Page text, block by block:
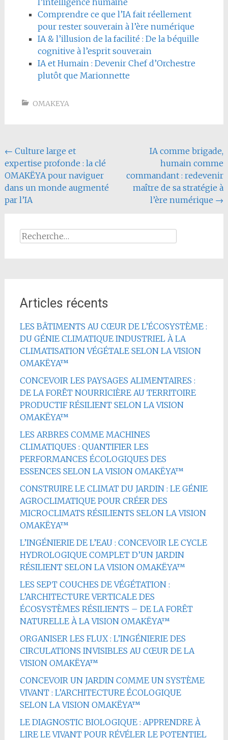
Comprendre ce que l’IA fait réellement
pour rester souverain à l’ère numérique
IA & l’illusion de la facilité : De la béquille
cognitive à l’esprit souverain
IA et Humain : Devenir Chef d’Orchestre
plutôt que Marionnette
OMAKEYA
Navigation
de
l'article
← Culture large et
expertise profonde : la clé
OMAKËYA pour naviguer
dans un monde augmenté
par l’IA
IA comme brigade,
humain comme
commandant : redevenir
maître de sa stratégie à
l’ère numérique →
Rechercher :
Articles récents
LES BÂTIMENTS AU CŒUR DE L’ÉCOSYSTÈME :
DU GÉNIE CLIMATIQUE INDUSTRIEL À LA
CLIMATISATION VÉGÉTALE SELON LA VISION
OMAKËYA™
CONCEVOIR LES PAYSAGES ALIMENTAIRES :
DE LA FORÊT NOURRICIÈRE AU TERRITOIRE
PRODUCTIF RÉSILIENT SELON LA VISION
OMAKËYA™
LES ARBRES COMME MACHINES
CLIMATIQUES : QUANTIFIER LES
PERFORMANCES ÉCOLOGIQUES DES
ESSENCES SELON LA VISION OMAKËYA™
CONSTRUIRE LE CLIMAT DU JARDIN : LE GÉNIE
AGROCLIMATIQUE POUR CRÉER DES
MICROCLIMATS RÉSILIENTS SELON LA VISION
OMAKËYA™
L’INGÉNIERIE DE L’EAU : CONCEVOIR LE CYCLE
HYDROLOGIQUE COMPLET D’UN JARDIN
RÉSILIENT SELON LA VISION OMAKËYA™
LES SEPT COUCHES DE VÉGÉTATION :
L’ARCHITECTURE VERTICALE DES
ÉCOSYSTÈMES RÉSILIENTS – DE LA FORÊT
NATURELLE À LA VISION OMAKËYA™
ORGANISER LES FLUX : L’INGÉNIERIE DES
CIRCULATIONS INVISIBLES AU CŒUR DE LA
VISION OMAKËYA™
CONCEVOIR UN JARDIN COMME UN SYSTÈME
VIVANT : L’ARCHITECTURE ÉCOLOGIQUE
SELON LA VISION OMAKËYA™
LE DIAGNOSTIC BIOLOGIQUE : APPRENDRE À
LIRE LE VIVANT POUR RÉVÉLER LE POTENTIEL